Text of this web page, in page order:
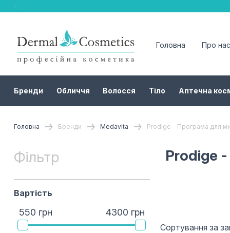
Головна Про
Бренди Обличчя Волосся Тіло Аптечна
Головна Бренди Medavita Prodige - Програма для
Фільтр
Вартість
550 грн 4300 грн
Prodige
Сортування за